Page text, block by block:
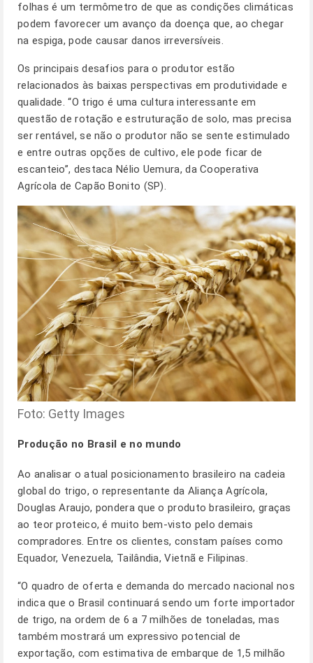
folhas é um termômetro de que as condições climáticas
podem favorecer um avanço da doença que, ao chegar
na espiga, pode causar danos irreversíveis.
Os principais desafios para o produtor estão
relacionados às baixas perspectivas em produtividade e
qualidade. “O trigo é uma cultura interessante em
questão de rotação e estruturação de solo, mas precisa
ser rentável, se não o produtor não se sente estimulado
e entre outras opções de cultivo, ele pode ficar de
escanteio”, destaca Nélio Uemura, da Cooperativa
Agrícola de Capão Bonito (SP).
Foto: Getty Images
Produção no Brasil e no mundo
Ao analisar o atual posicionamento brasileiro na cadeia
global do trigo, o representante da Aliança Agrícola,
Douglas Araujo, pondera que o produto brasileiro, graças
ao teor proteico, é muito bem-visto pelo demais
compradores. Entre os clientes, constam países como
Equador, Venezuela, Tailândia, Vietnã e Filipinas.
“O quadro de oferta e demanda do mercado nacional nos
indica que o Brasil continuará sendo um forte importador
de trigo, na ordem de 6 a 7 milhões de toneladas, mas
também mostrará um expressivo potencial de
exportação, com estimativa de embarque de 1,5 milhão